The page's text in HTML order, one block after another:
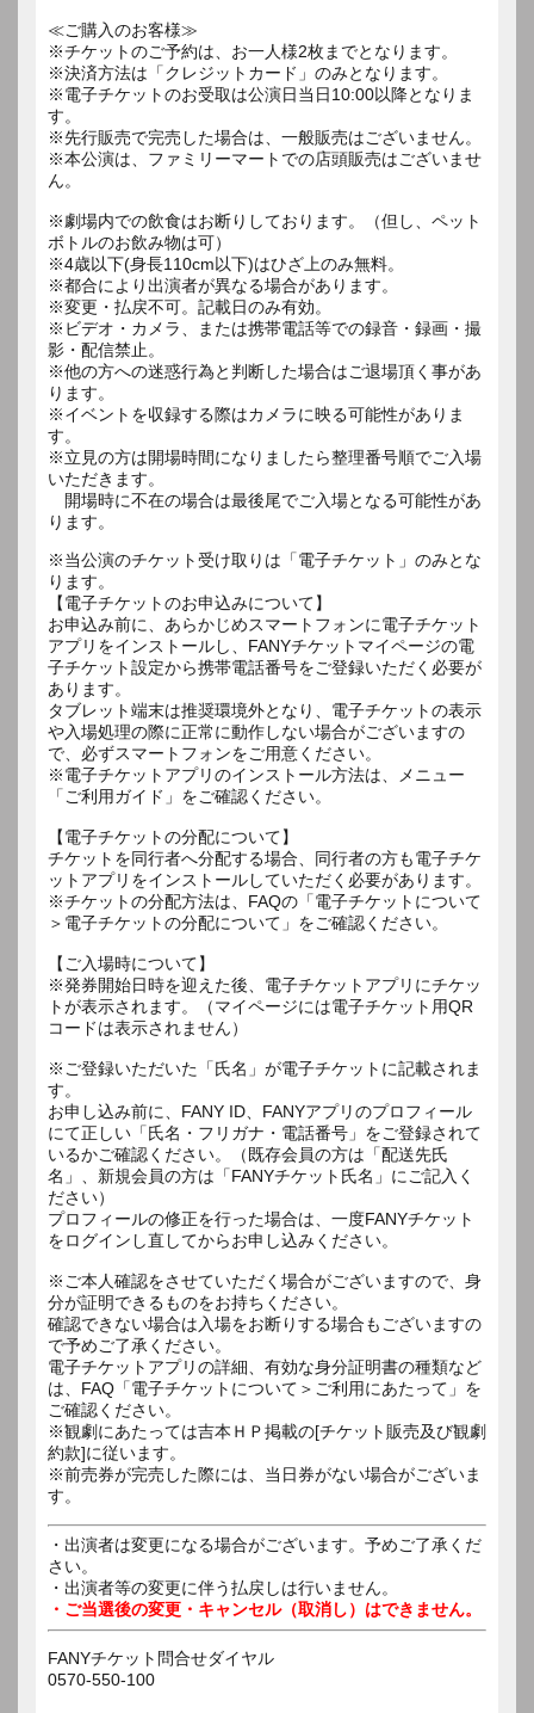
≪ご購入のお客様≫
※チケットのご予約は、お一人様2枚までとなります。
※決済方法は「クレジットカード」のみとなります。
※電子チケットのお受取は公演日当日10:00以降となりま
す。
※先行販売で完売した場合は、一般販売はございません。
※本公演は、ファミリーマートでの店頭販売はございませ
ん。
※劇場内での飲食はお断りしております。（但し、ペット
ボトルのお飲み物は可）
※4歳以下(身長110cm以下)はひざ上のみ無料。
※都合により出演者が異なる場合があります。
※変更・払戻不可。記載日のみ有効。
※ビデオ・カメラ、または携帯電話等での録音・録画・撮
影・配信禁止。
※他の方への迷惑行為と判断した場合はご退場頂く事があ
ります。
※イベントを収録する際はカメラに映る可能性がありま
す。
※立見の方は開場時間になりましたら整理番号順でご入場
いただきます。
開場時に不在の場合は最後尾でご入場となる可能性があ
ります。
※当公演のチケット受け取りは「電子チケット」のみとな
ります。
【電子チケットのお申込みについて】
お申込み前に、あらかじめスマートフォンに電子チケット
アプリをインストールし、FANYチケットマイページの電
子チケット設定から携帯電話番号をご登録いただく必要が
あります。
タブレット端末は推奨環境外となり、電子チケットの表示
や入場処理の際に正常に動作しない場合がございますの
で、必ずスマートフォンをご用意ください。
※電子チケットアプリのインストール方法は、メニュー
「ご利用ガイド」をご確認ください。
【電子チケットの分配について】
チケットを同行者へ分配する場合、同行者の方も電子チケ
ットアプリをインストールしていただく必要があります。
※チケットの分配方法は、FAQの「電子チケットについて
＞電子チケットの分配について」をご確認ください。
【ご入場時について】
※発券開始日時を迎えた後、電子チケットアプリにチケッ
トが表示されます。（マイページには電子チケット用QR
コードは表示されません）
※ご登録いただいた「氏名」が電子チケットに記載されま
す。
お申し込み前に、FANY ID、FANYアプリのプロフィール
にて正しい「氏名・フリガナ・電話番号」をご登録されて
いるかご確認ください。（既存会員の方は「配送先氏
名」、新規会員の方は「FANYチケット氏名」にご記入く
ださい）
プロフィールの修正を行った場合は、一度FANYチケット
をログインし直してからお申し込みください。
※ご本人確認をさせていただく場合がございますので、身
分が証明できるものをお持ちください。
確認できない場合は入場をお断りする場合もございますの
で予めご了承ください。
電子チケットアプリの詳細、有効な身分証明書の種類など
は、FAQ「電子チケットについて＞ご利用にあたって」を
ご確認ください。
※観劇にあたっては吉本ＨＰ掲載の[チケット販売及び観劇
約款]に従います。
※前売券が完売した際には、当日券がない場合がございま
す。
・出演者は変更になる場合がございます。予めご了承くだ
さい。
・出演者等の変更に伴う払戻しは行いません。
・ご当選後の変更・キャンセル（取消し）はできません。
FANYチケット問合せダイヤル
0570-550-100